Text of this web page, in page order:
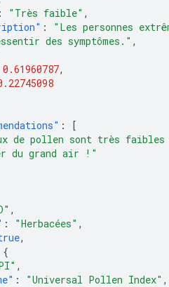
: "Très faible" ,
:
"Les personnes
des symptômes." ,
0.61960787,
:
[
de pollen sont très
du grand air !"
,
: "Herbacées" ,
,
{
,
: "Universal Pollen Index" ,